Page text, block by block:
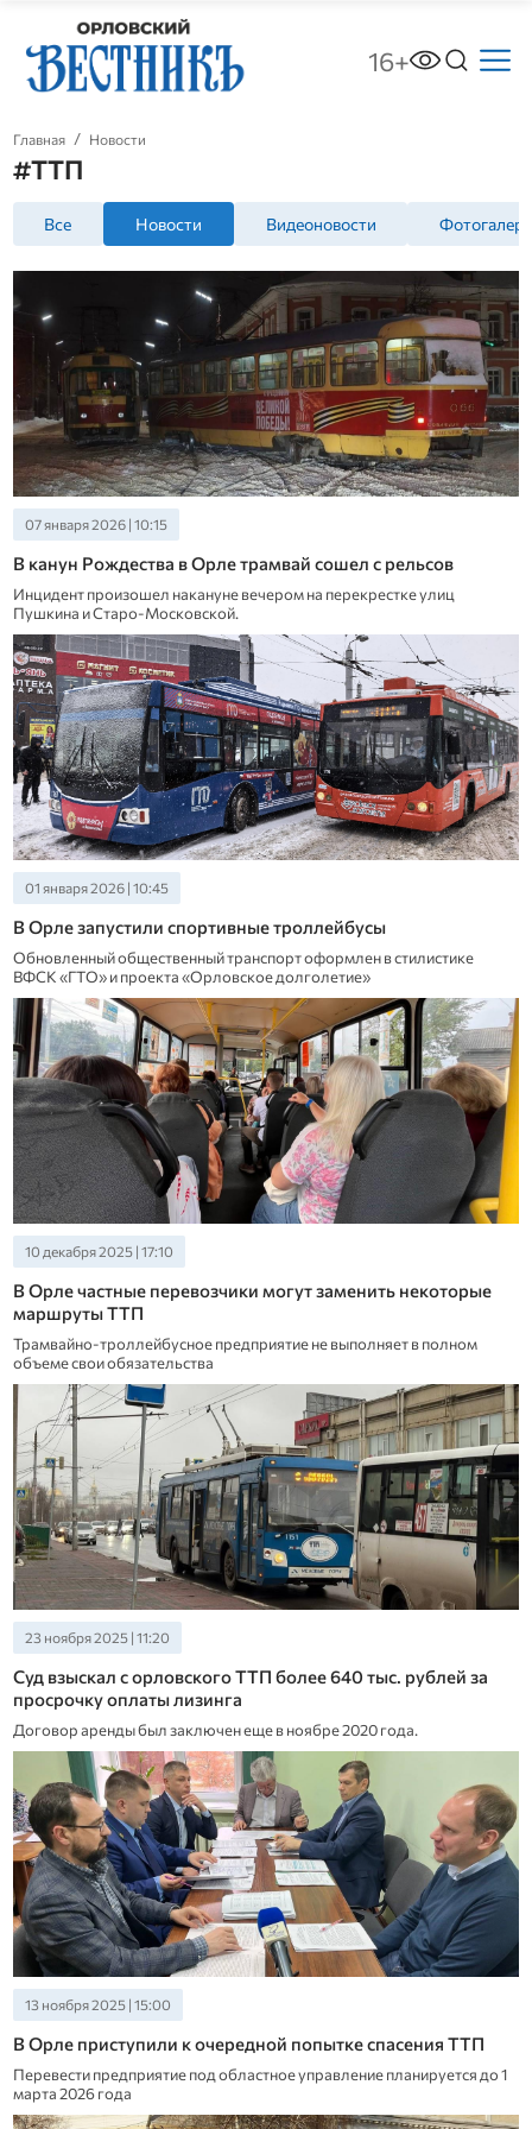
16+
Главная Новости
#ТТП
Все Новости Видеоновости
07 января 2026 | 10:15
В канун Рождества в Орле трамвай сошел с рельсов
Инцидент произошел накануне вечером на перекрестке улиц
Пушкина и Старо-Московской.
01 января 2026 | 10:45
В Орле запустили спортивные троллейбусы
Обновленный общественный транспорт оформлен в стилистике
ВФСК «ГТО» и проекта «Орловское долголетие»
10 декабря 2025 | 17:10
В Орле частные перевозчики могут заменить некоторые
маршруты ТТП
Трамвайно-троллейбусное предприятие не выполняет в полном
объеме свои обязательства
23 ноября 2025 | 11:20
Суд взыскал с орловского ТТП более 640 тыс. рублей за
просрочку оплаты лизинга
Договор аренды был заключен еще в ноябре 2020 года.
13 ноября 2025 | 15:00
В Орле приступили к очередной попытке спасения ТТП
Перевести предприятие под областное управление планируется до 1
марта 2026 года